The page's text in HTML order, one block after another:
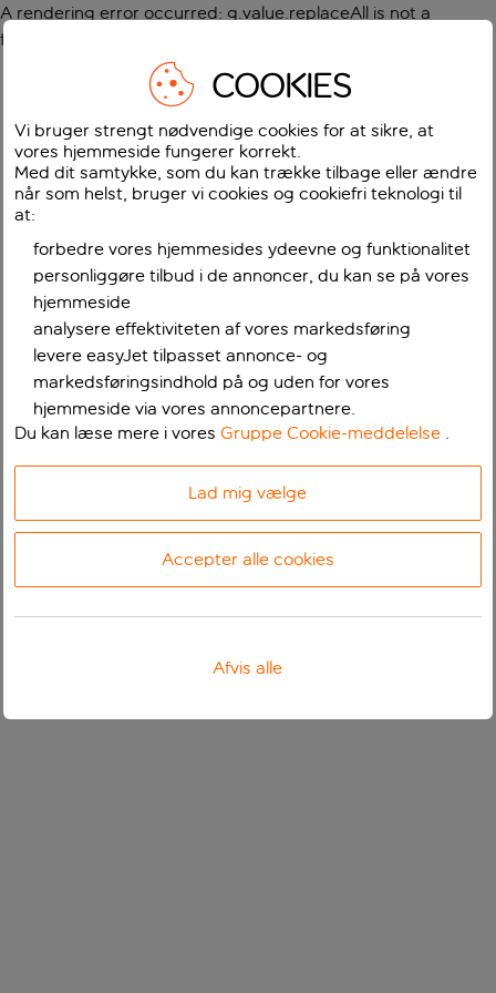
A rendering error occurred: g.value.replaceAll is not a
function
COOKIES
Vi bruger strengt nødvendige cookies for at sikre, at
vores hjemmeside fungerer korrekt.
Med dit samtykke, som du kan trække tilbage eller ændre
når som helst, bruger vi cookies og cookiefri teknologi til
at:
forbedre vores hjemmesides ydeevne og funktionalitet
personliggøre tilbud i de annoncer, du kan se på vores
hjemmeside
analysere effektiviteten af vores markedsføring
levere easyJet tilpasset annonce- og
markedsføringsindhold på og uden for vores
hjemmeside via vores annoncepartnere.
Du kan læse mere i voresGruppe Cookie-meddelelse .
Lad mig vælge
Accepter alle cookies
Afvis alle